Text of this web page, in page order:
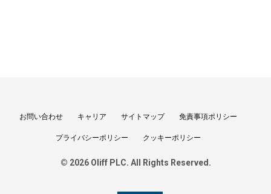
お問い合わせ キャリア サイトマップ 免責事項ポリシー
プライバシーポリシー クッキーポリシー
© 2026 Oliff PLC. All Rights Reserved.